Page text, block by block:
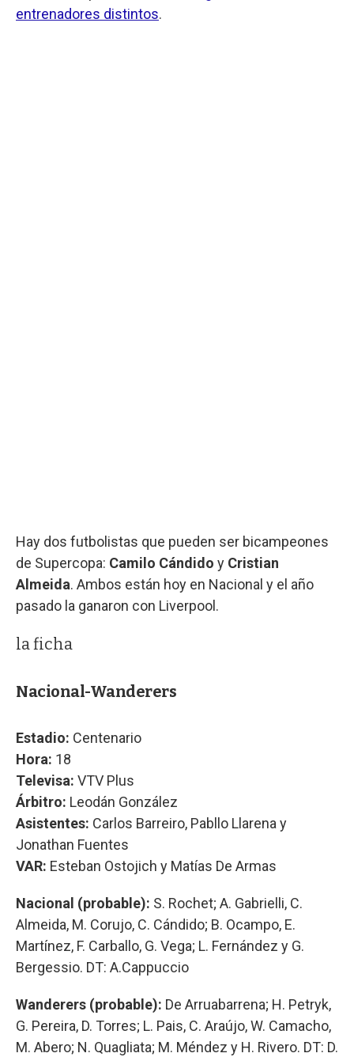
entrenadores distintos.
Hay dos futbolistas que pueden ser bicampeones
de Supercopa: Camilo Cándido y Cristian
Almeida. Ambos están hoy en Nacional y el año
pasado la ganaron con Liverpool.
la ficha
Nacional-Wanderers
Estadio: Centenario
Hora: 18
Televisa: VTV Plus
Árbitro: Leodán González
Asistentes: Carlos Barreiro, Pabllo Llarena y
Jonathan Fuentes
VAR: Esteban Ostojich y Matías De Armas
Nacional (probable): S. Rochet; A. Gabrielli, C.
Almeida, M. Corujo, C. Cándido; B. Ocampo, E.
Martínez, F. Carballo, G. Vega; L. Fernández y G.
Bergessio. DT: A.Cappuccio
Wanderers (probable): De Arruabarrena; H. Petryk,
G. Pereira, D. Torres; L. Pais, C. Araújo, W. Camacho,
M. Abero; N. Quagliata; M. Méndez y H. Rivero. DT: D.